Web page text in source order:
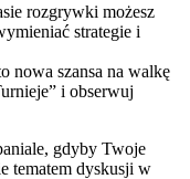
rozgrywki możesz
strategie i
nowa szansa na walkę
i obserwuj
gdyby Twoje
tematem dyskusji w